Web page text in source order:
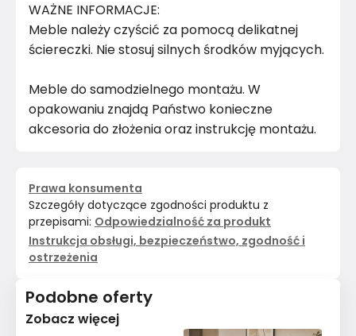
WAŻNE INFORMACJE:
Meble należy czyścić za pomocą delikatnej
ściereczki. Nie stosuj silnych środków myjących.
Meble do samodzielnego montażu. W
opakowaniu znajdą Państwo konieczne
akcesoria do złożenia oraz instrukcję montażu.
Prawa konsumenta
Szczegóły dotyczące zgodności produktu z
przepisami: Odpowiedzialność za produkt
Instrukcja obsługi, bezpieczeństwo, zgodność i
ostrzeżenia
Podobne oferty
Zobacz więcej